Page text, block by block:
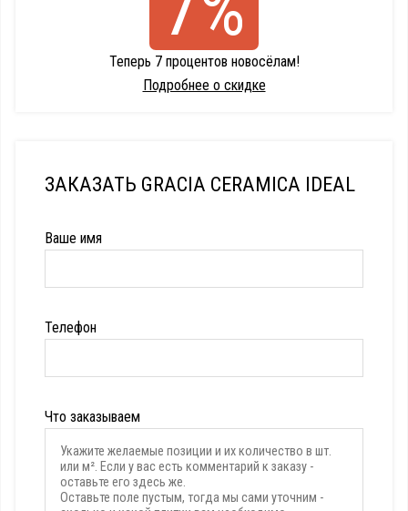
Теперь 7 процентов новосёлам!
Подробнее о скидке
ЗАКАЗАТЬ GRACIA CERAMICA IDEAL
Ваше имя
Телефон
Что заказываем